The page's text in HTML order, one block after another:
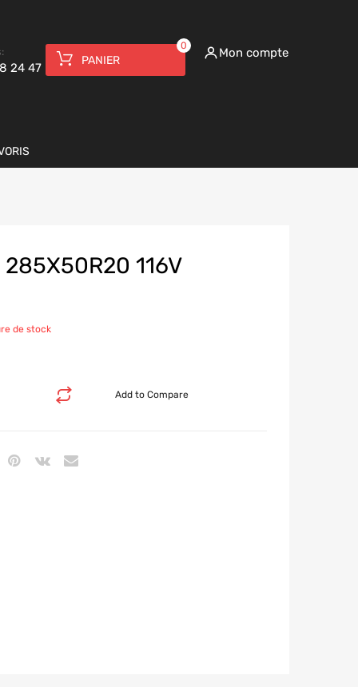
24 47
PANIER
0 Mon compte
116V
de stock
Add to Compare